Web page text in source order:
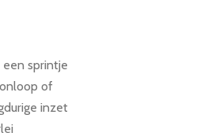
een sprintje
of
inzet